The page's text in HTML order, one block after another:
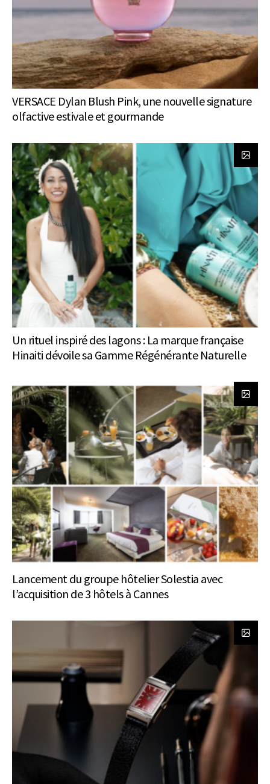
VERSACE Dylan Blush Pink, une nouvelle signature
olfactive estivale et gourmande
Un rituel inspiré des lagons : La marque française
Hinaiti dévoile sa Gamme Régénérante Naturelle
Lancement du groupe hôtelier Solestia avec
l’acquisition de 3 hôtels à Cannes